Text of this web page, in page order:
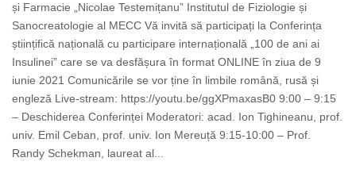
și Farmacie „Nicolae Testemițanu” Institutul de Fiziologie și
Sanocreatologie al MECC Vă invită să participați la Conferința
științifică națională cu participare internațională „100 de ani ai
Insulinei” care se va desfășura în format ONLINE în ziua de 9
iunie 2021 Comunicările se vor ține în limbile română, rusă și
engleză Live-stream: https://youtu.be/ggXPmaxasB0 9:00 – 9:15
– Deschiderea Conferinței Moderatori: acad. Ion Tighineanu, prof.
univ. Emil Ceban, prof. univ. Ion Mereuță 9:15-10:00 – Prof.
Randy Schekman, laureat al...